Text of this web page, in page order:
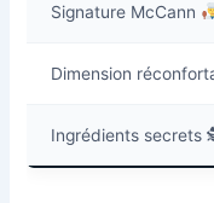
Signature McCann
Dimension
Ingrédients secrets